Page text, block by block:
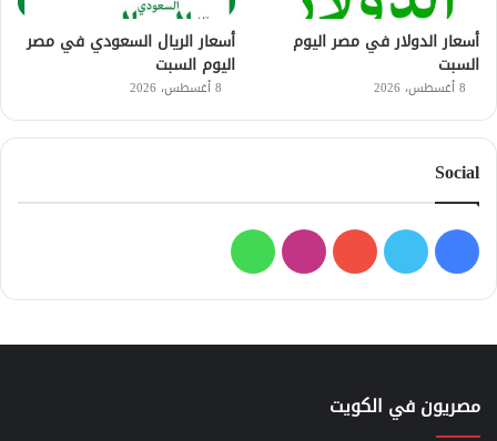
أسعار الدولار في مصر اليوم
السبت
8 أغسطس، 2026
أسعار الريال السعودي في مصر
اليوم السبت
8 أغسطس، 2026
Social
فيسبوك
تويتر يوتيوبانستقرامواتساب
مصريون في الكويت